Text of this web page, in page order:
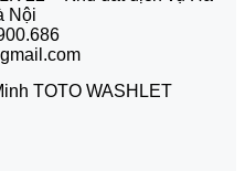
Nội
TOTO WASHLET